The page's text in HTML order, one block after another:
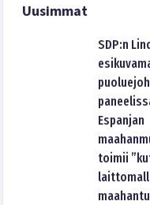
Uusimmat
SDP:n
Espanjan
toimii